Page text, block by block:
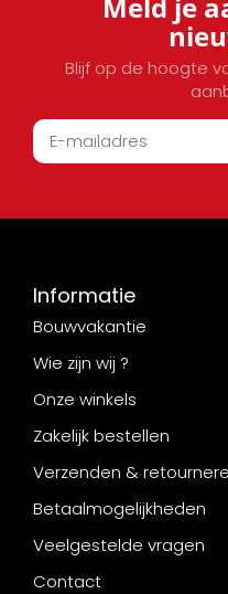
Blijf op de hoogte
Informatie
Bouwvakantie
Wie zijn wij ?
Onze winkels
Zakelijk bestellen
Verzenden &
Betaalmogelijkheden
Veelgestelde vragen
Contact